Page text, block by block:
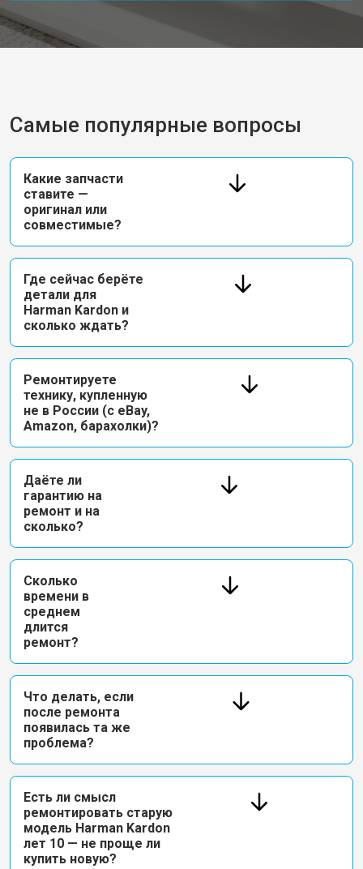
Самые популярные вопросы
Какие запчасти
ставите —
оригинал или
совместимые?
Где сейчас берёте
детали для
Harman Kardon и
сколько ждать?
Ремонтируете
технику, купленную
не в России (с eBay,
Amazon, барахолки)?
Даёте ли
гарантию на
ремонт и на
сколько?
Сколько
времени в
среднем
длится
ремонт?
Что делать, если
после ремонта
появилась та же
проблема?
Есть ли смысл
ремонтировать старую
модель Harman Kardon
лет 10 — не проще ли
купить новую?